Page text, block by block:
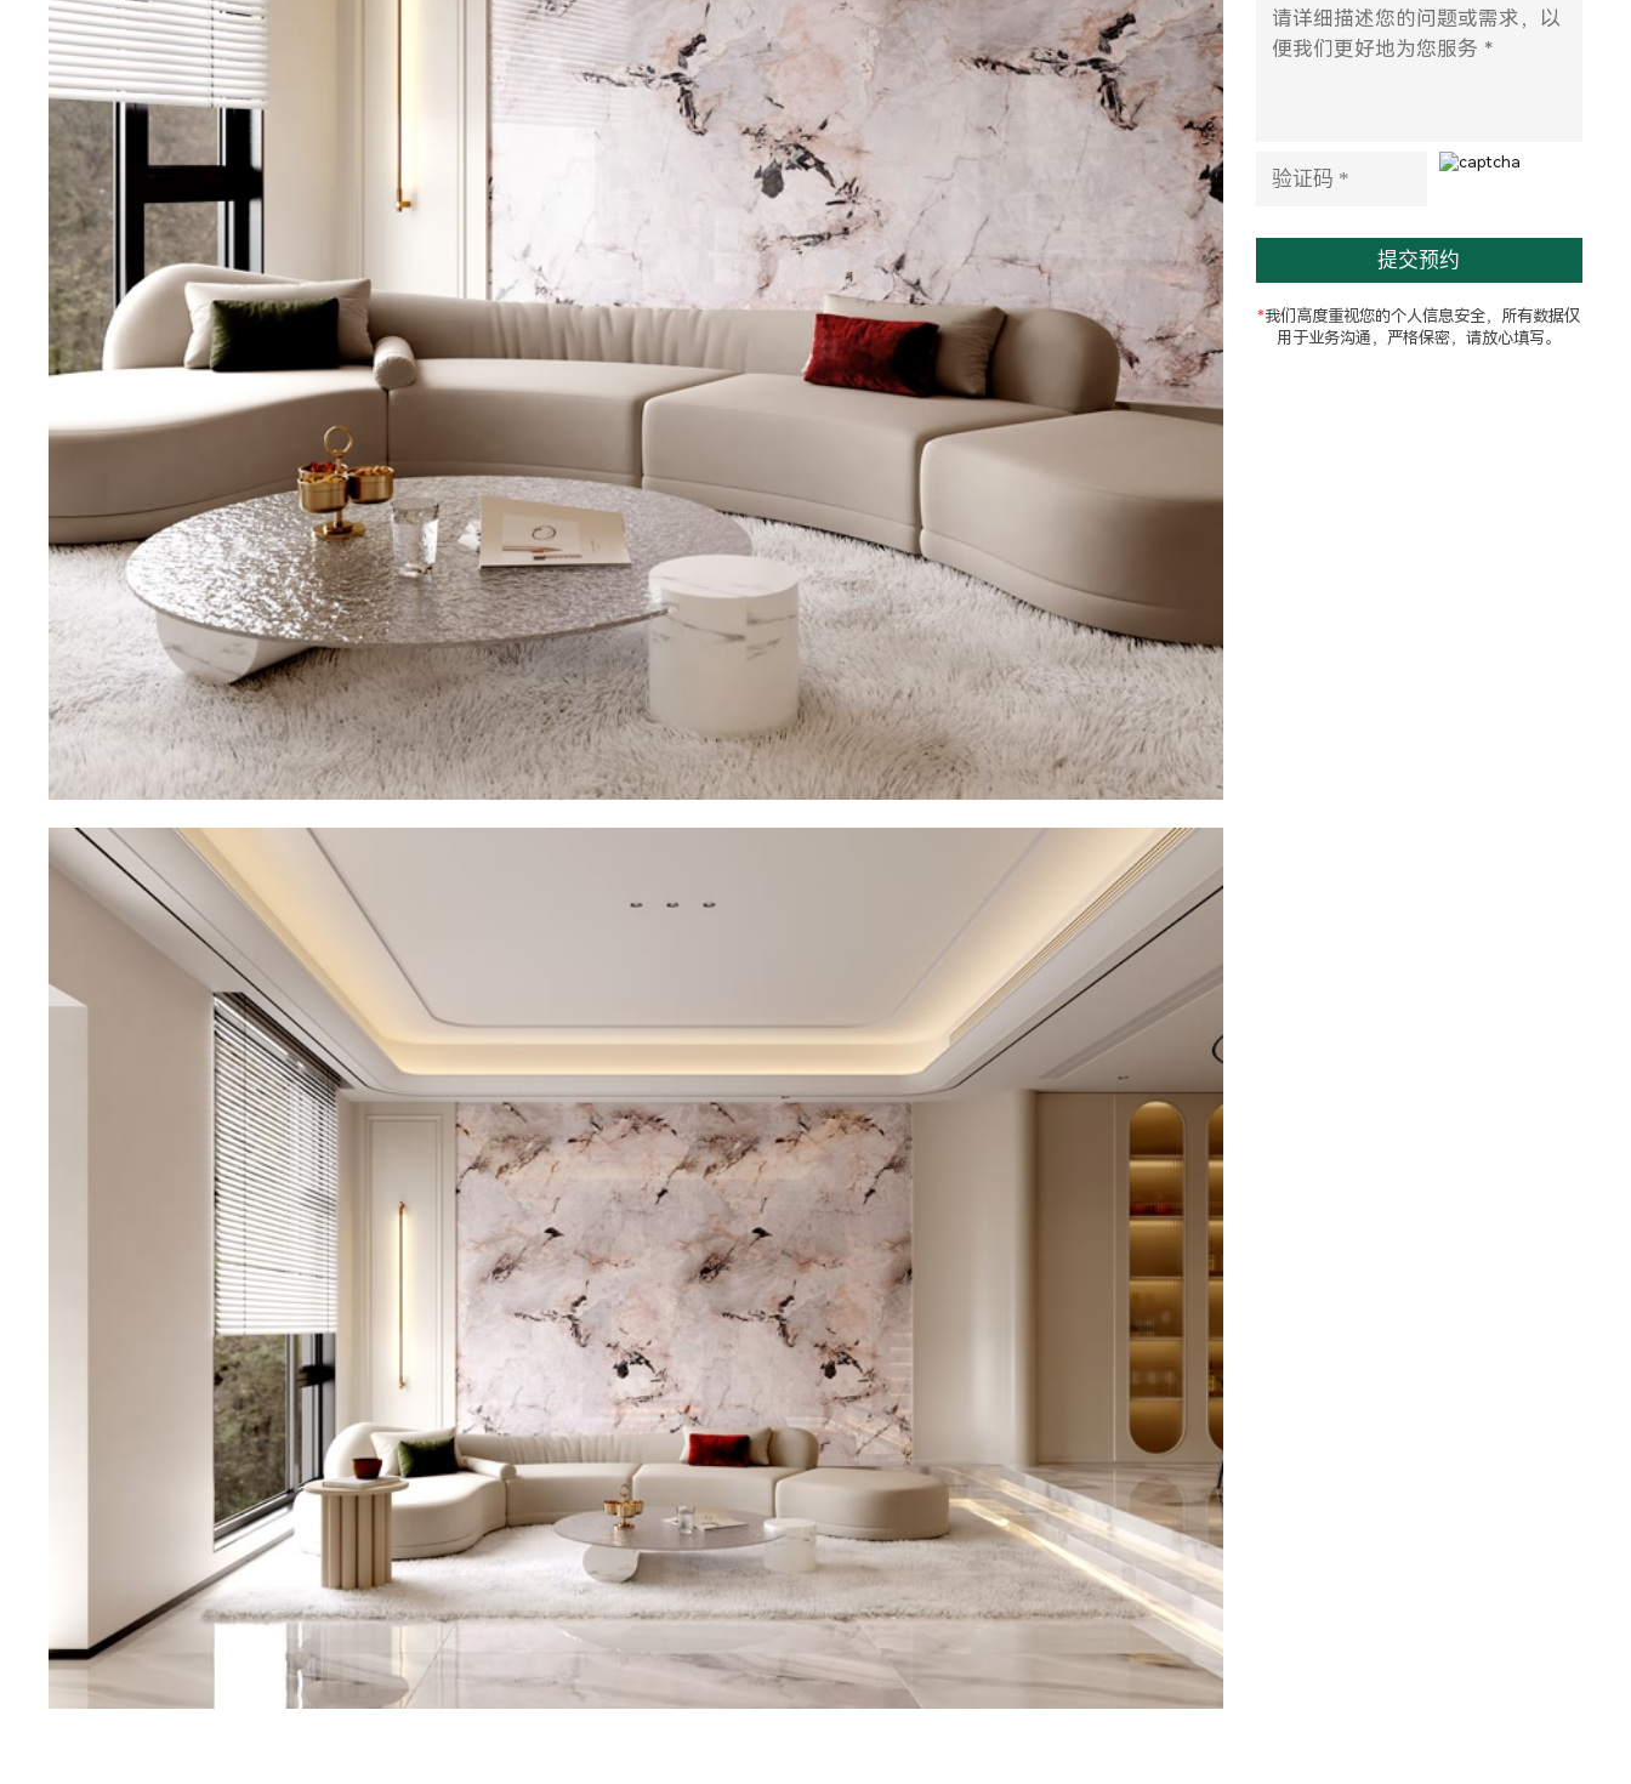
e
p
*我们高度重视您的个人信息安全，所有数据仅
用于业务沟通，严格保密，请放心填写。